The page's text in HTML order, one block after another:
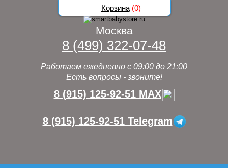
Москва
8 (499) 322-07-48
Работаем ежедневно с 09:00 до 21:00
Есть вопросы - звоните!
8 (915) 125-92-51 MAX
8 (915) 125-92-51 Telegram
Корзина(0)